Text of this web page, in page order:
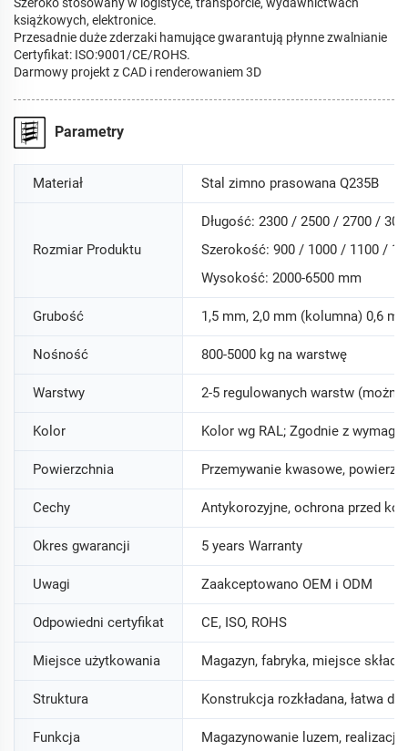
książkowych, elektronice.
Przesadnie duże zderzaki hamujące gwarantują płynne zwalnianie
Certyfikat: ISO:9001/CE/ROHS.
Darmowy projekt z CAD i renderowaniem 3D
Parametry
Materiał Stal zimno prasowana Q235B
Rozmiar Produktu
Długość: 2300 / 2500 / 2700 /
Szerokość: 900 / 1000 / 1100 /
Wysokość: 2000-6500 mm
Grubość 1,5 mm, 2,0 mm (kolumna) 0,6
Nośność 800-5000 kg na warstwę
Warstwy 2-5 regulowanych warstw
Kolor Kolor wg RAL; Zgodnie z
Powierzchnia Przemywanie kwasowe,
Cechy Antykorozyjne, ochrona przed
Okres gwarancji 5 years Warranty
Uwagi Zaakceptowano OEM i ODM
Odpowiedni certyfikat CE, ISO, ROHS
Miejsce użytkowania Magazyn, fabryka, miejsce
Struktura Konstrukcja rozkładana, łatwa
Funkcja Magazynowanie luzem,